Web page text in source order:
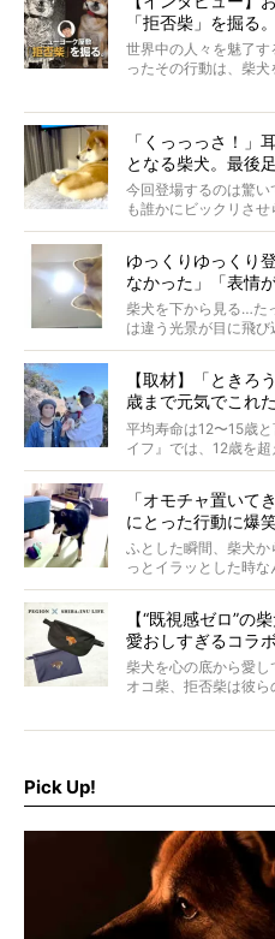
※文章はご本人の了承を得
※画像はすべてイメージで
※この記事は個人の感想で
そんな噂を聞きつけ
きました！
「拒否柴」を掘る。
世界中の人々を魅了す
ったその行動は、柴
否柴がここまで話題
がるのでしょうか。
最近版画製作を始めた
屋敷裕政さんに、拒
タビューと合わせてご
「くっっっさ！」
となる柴犬。最後
今回登場するのは驚
も誰かにビックリさ
起きたとか、そうい
ゆっくりゆっくり
なかった」「表情
柴犬を下から見る…た
は違う光景が目に飛
つぶらに見え、モフ
【取材】「ときろ
歳まで元気でこれ
#38ときろう
平均寿命は12〜15歳
イフ』では、12歳を
意を込めて“レジェン
ォーカスし、その元
だと思うことを、オー
回登場してくれたの
ら食が細かったため
「オモチャ置いて
にとった行動に爆
ふとした瞬間、柴犬か
っとイラッとした時
いように見えます。
【“既視感ゼロ”
愛おしすぎるコラ
柴犬を心の底から愛
オコ柴、拒否柴は彼ら
でもちょっと待て…
Pick Up!